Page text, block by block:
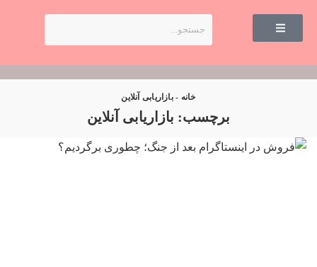
خانه -بازاریابی آنلاین
برچسب: بازاریابی آنلاین